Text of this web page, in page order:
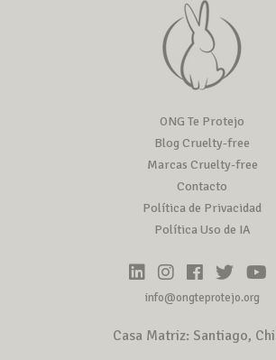
ONG Te Protejo
Blog Cruelty-free
Marcas Cruelty-free
Contacto
Política de Privacidad
Política Uso de IA
info@ongteprotejo.org
Casa Matriz: Santiago,